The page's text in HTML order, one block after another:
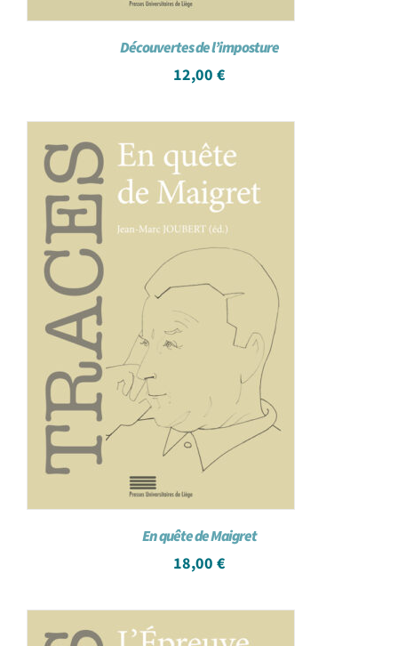
Découvertes de l’imposture
12,00 €
En quête de Maigret
18,00 €